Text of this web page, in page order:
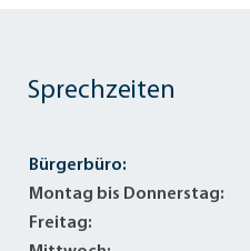
Sprechzeiten
Bürgerbüro:
Montag bis Donnerstag:
Freitag: